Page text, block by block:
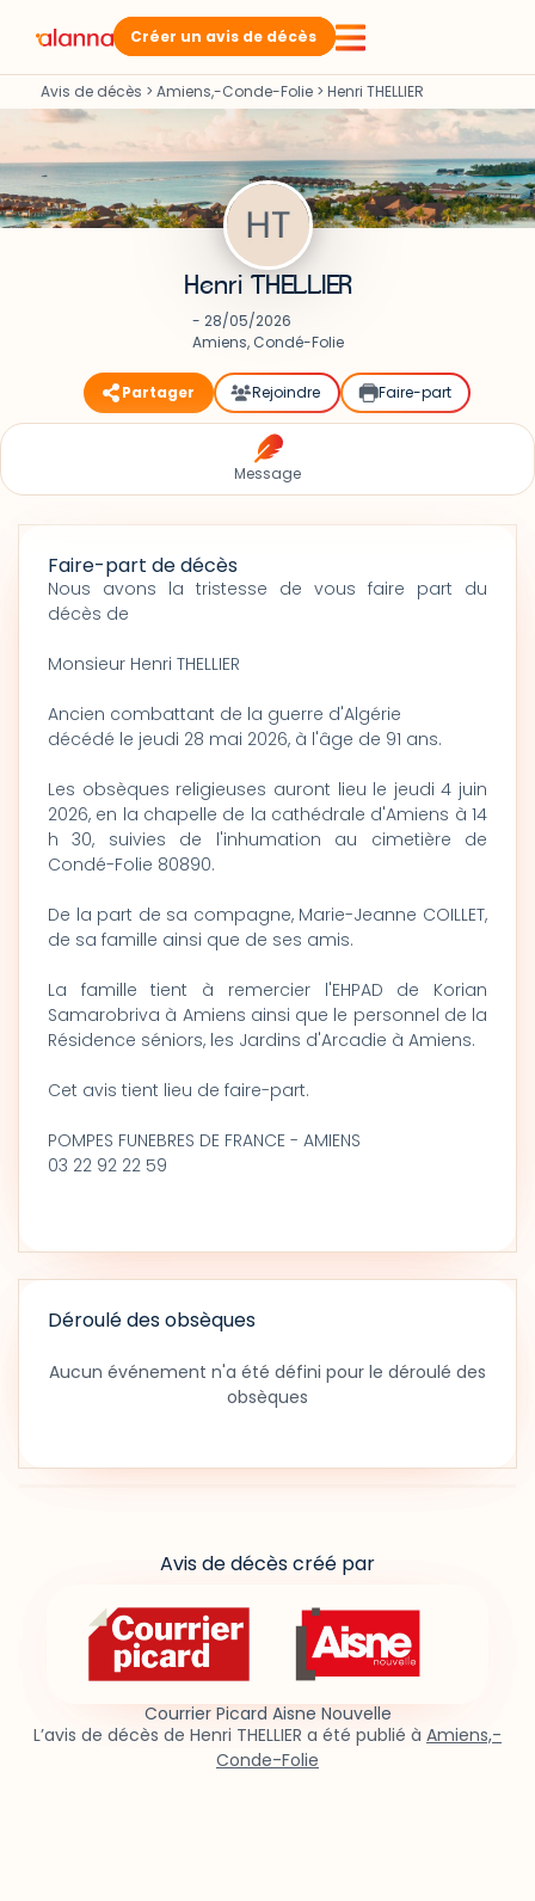
Créer un avis de décès
Avis de décès > Amiens,-Conde-Folie > Henri THELLIER
Henri THELLIER
- 28/05/2026
Amiens, Condé-Folie
Partager Rejoindre Faire-part
Message
Faire-part de décès
Nous avons la tristesse de vous faire part du
décès de
Monsieur Henri THELLIER
Ancien combattant de la guerre d'Algérie
décédé le jeudi 28 mai 2026, à l'âge de 91 ans.
Les obsèques religieuses auront lieu le jeudi 4 juin
2026, en la chapelle de la cathédrale d'Amiens à 14
h 30, suivies de l'inhumation au cimetière de
Condé-Folie 80890.
De la part de sa compagne, Marie-Jeanne COILLET,
de sa famille ainsi que de ses amis.
La famille tient à remercier l'EHPAD de Korian
Samarobriva à Amiens ainsi que le personnel de la
Résidence séniors, les Jardins d'Arcadie à Amiens.
Cet avis tient lieu de faire-part.
POMPES FUNEBRES DE FRANCE - AMIENS
03 22 92 22 59
Déroulé des obsèques
Aucun événement n'a été défini pour le déroulé des
obsèques
Avis de décès créé par
Courrier Picard Aisne Nouvelle
L’avis de décès de Henri THELLIER a été publié à Amiens,-
Conde-Folie